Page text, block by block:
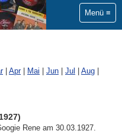
Menü
| Apr| Mai Jun Jul Aug
Rene am 30.03.1927.